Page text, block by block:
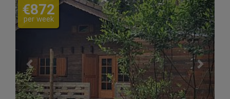
€872
per week